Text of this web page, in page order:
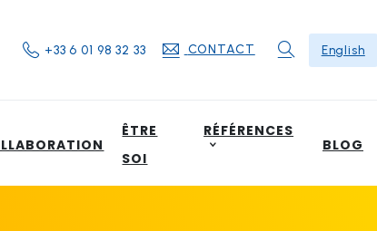
+33 6 01 98 32 33 CONTACT
Rechercher
English
ÊTRE
SOI
RÉFÉRENCES
BLOG